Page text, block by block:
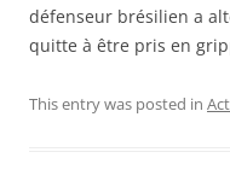
défenseur brésilien a
quitte à être pris en
This entry was posted in